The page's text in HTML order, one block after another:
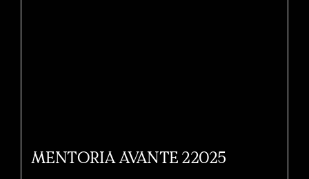
MENTORIA AVANTE 22025